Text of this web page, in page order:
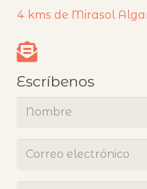
4 kms de Mirasol
Escríbenos